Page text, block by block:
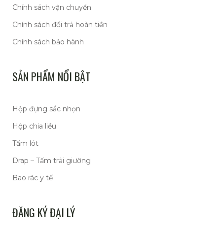
Chính sách vận chuyển
Chính sách đổi trả hoàn tiền
Chính sách bảo hành
SẢN PHẨM NỔI BẬT
Hộp đựng sắc nhọn
Hộp chia liều
Tấm lót
Drap – Tấm trải giường
Bao rác y tế
ĐĂNG KÝ ĐẠI LÝ